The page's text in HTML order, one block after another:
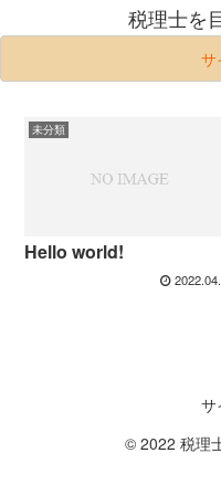
税理士を
サ
未分類
Hello world!
サ
© 2022 税理